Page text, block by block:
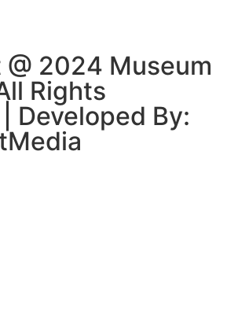
2024 Museum
Rights
Developed By: